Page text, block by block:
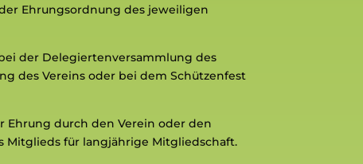
Ehrungsordnung des jeweiligen
der Delegiertenversammlung des
des Vereins oder bei dem Schützenfest
Ehrung durch den Verein oder den
Mitglieds für langjährige Mitgliedschaft.